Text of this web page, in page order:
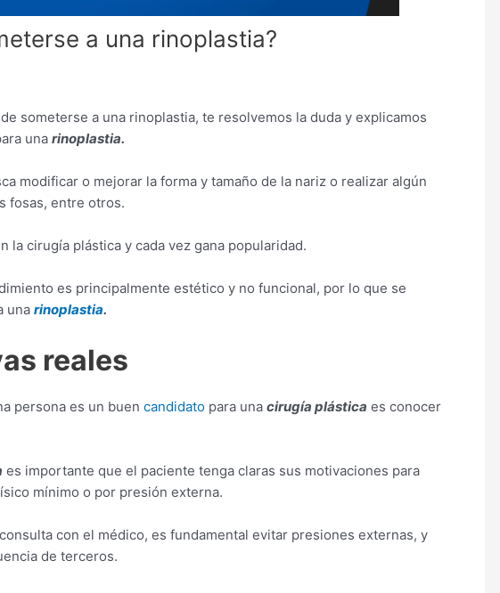
a una rinoplastia?
someterse a una rinoplastia, te resolvemos la duda y explicamos
una rinoplastia.
modificar o mejorar la forma y tamaño de la nariz o realizar algún
fosas, entre otros.
la cirugía plástica y cada vez gana popularidad.
es principalmente estético y no funcional, por lo que se
una rinoplastia.
reales
persona es un buen candidato para una cirugía plástica es conocer
es importante que el paciente tenga claras sus motivaciones para
mínimo o por presión externa.
con el médico, es fundamental evitar presiones externas, y
de terceros.